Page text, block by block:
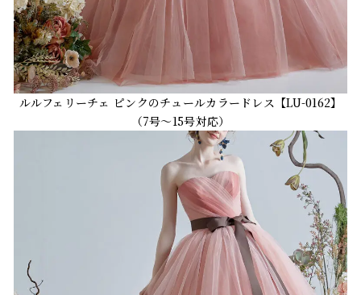
ルルフェリーチェ ピンクのチュールカラードレス【LU-0162】
（7号～15号対応）